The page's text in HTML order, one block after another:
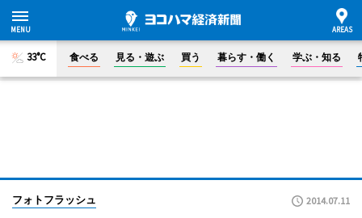
33°C 食べる 見る・遊ぶ 買う 暮らす・働く 学ぶ・知る
フォトフラッシュ 2014.07.11